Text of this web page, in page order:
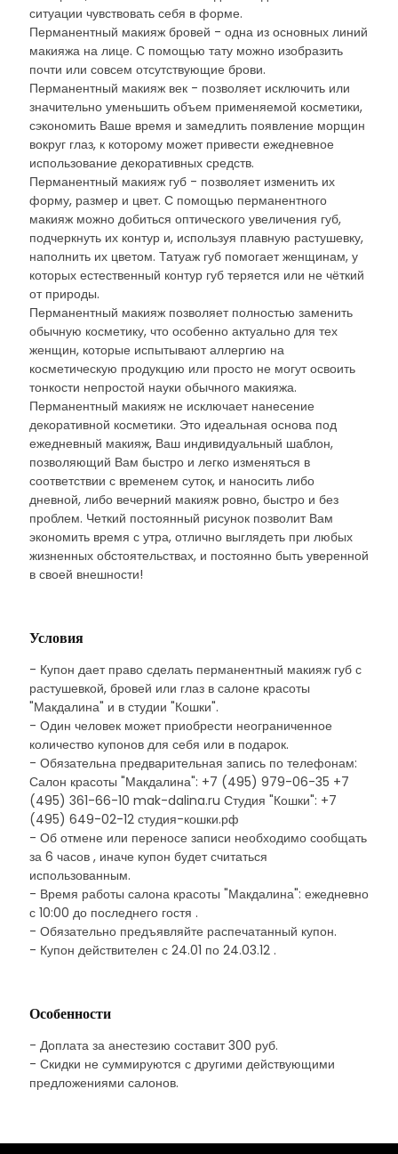
ситуации чувствовать себя в форме.
Перманентный макияж бровей - одна из основных линий
макияжа на лице. С помощью тату можно изобразить
почти или совсем отсутствующие брови.
Перманентный макияж век - позволяет исключить или
значительно уменьшить объем применяемой косметики,
сэкономить Ваше время и замедлить появление морщин
вокруг глаз, к которому может привести ежедневное
использование декоративных средств.
Перманентный макияж губ - позволяет изменить их
форму, размер и цвет. С помощью перманентного
макияж можно добиться оптического увеличения губ,
подчеркнуть их контур и, используя плавную растушевку,
наполнить их цветом. Татуаж губ помогает женщинам, у
которых естественный контур губ теряется или не чёткий
от природы.
Перманентный макияж позволяет полностью заменить
обычную косметику, что особенно актуально для тех
женщин, которые испытывают аллергию на
косметическую продукцию или просто не могут освоить
тонкости непростой науки обычного макияжа.
Перманентный макияж не исключает нанесение
декоративной косметики. Это идеальная основа под
ежедневный макияж, Ваш индивидуальный шаблон,
позволяющий Вам быстро и легко изменяться в
соответствии с временем суток, и наносить либо
дневной, либо вечерний макияж ровно, быстро и без
проблем. Четкий постоянный рисунок позволит Вам
экономить время с утра, отлично выглядеть при любых
жизненных обстоятельствах, и постоянно быть уверенной
в своей внешности!
Условия
- Купон дает право сделать перманентный макияж губ с
растушевкой, бровей или глаз в салоне красоты
"Макдалина" и в студии "Кошки".
- Один человек может приобрести неограниченное
количество купонов для себя или в подарок.
- Обязательна предварительная запись по телефонам:
Салон красоты "Макдалина": +7 (495) 979-06-35 +7
(495) 361-66-10 mak-dalina.ru Студия "Кошки": +7
(495) 649-02-12 студия-кошки.рф
- Об отмене или переносе записи необходимо сообщать
за 6 часов , иначе купон будет считаться
использованным.
- Время работы салона красоты "Макдалина": ежедневно
с 10:00 до последнего гостя .
- Обязательно предъявляйте распечатанный купон.
- Купон действителен с 24.01 по 24.03.12 .
Особенности
- Доплата за анестезию составит 300 руб.
- Скидки не суммируются с другими действующими
предложениями салонов.